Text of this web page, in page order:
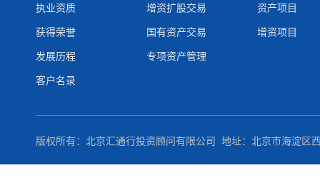
执业资质
获得荣誉
发展历程
客户名录
增资扩股交易
国有资产交易
专项资产管理
资产项目
增资项目
版权所有： 北京汇通行投资顾问有限公司 地址：北京市海淀区